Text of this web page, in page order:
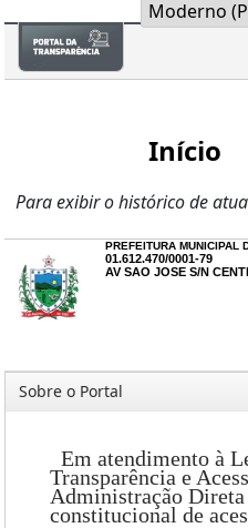
Início
Para exibir o histórico de
PREFEITURA MUNICIPAL
01.612.470/0001-79
AV SAO JOSE S/N
Sobre o Portal
Em atendimento à
Transparência e
Administração Direta
constitucional de